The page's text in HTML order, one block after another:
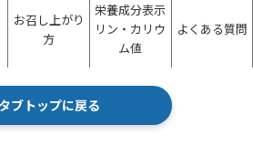
お召し上がり
方
栄養成分表示
リン・カリウ
ム値
よくある質問
タブトップに戻る